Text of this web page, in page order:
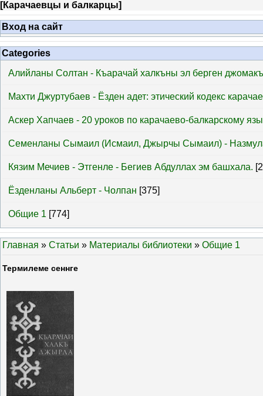
[Карачаевцы и балкарцы]
Вход на сайт
Categories
Алийланы Солтан - Къарачай халкъны эл берген
Махти Джуртубаев - Ёзден адет: этический кодекс
Аскер Хапчаев - 20 уроков по карачаево-балкарскому
Семенланы Сымаил (Исмаил, Джырчы Сымаил) -
Кязим Мечиев - Этгенле - Бегиев Абдуллах эм башхала.
Ёзденланы Альберт - Чолпан [375]
Общие 1 [774]
Главная » Статьи » Материалы библиотеки » Общие 1
Термилеме сеннге